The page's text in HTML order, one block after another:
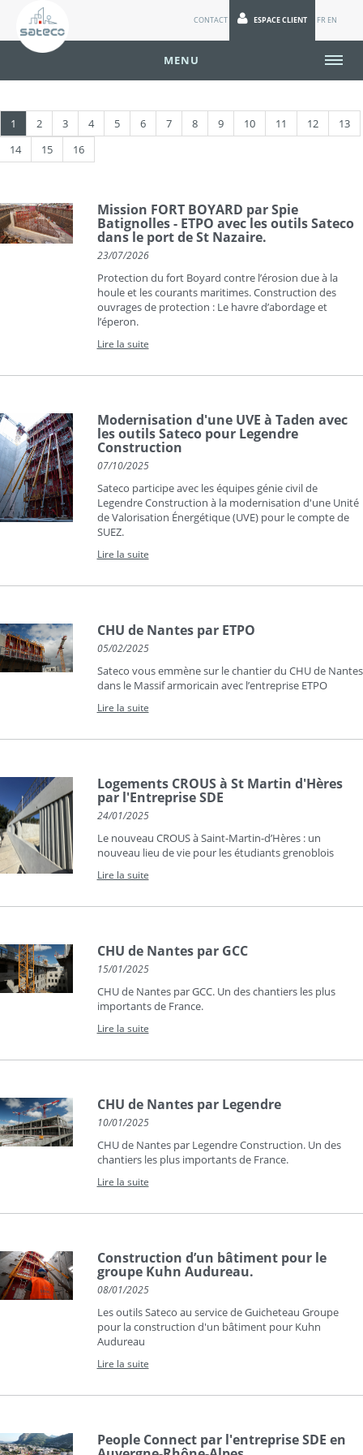
CONTACT ESPACE CLIENT FR EN
MENU
1 2 3 4 5 6 7 8 9 10 11 12
13
14
15 16
Mission FORT BOYARD par Spie
Batignolles - ETPO avec les outils Sateco
dans le port de St Nazaire.
23/07/2026
Protection du fort Boyard contre l’érosion due à la
houle et les courants maritimes. Construction des
ouvrages de protection : Le havre d’abordage et
l’éperon.
Lire la suite
Modernisation d'une UVE à Taden avec
les outils Sateco pour Legendre
Construction
07/10/2025
Sateco participe avec les équipes génie civil de
Legendre Construction à la modernisation d'une Unité
de Valorisation Énergétique (UVE) pour le compte de
SUEZ.
Lire la suite
CHU de Nantes par ETPO
05/02/2025
Sateco vous emmène sur le chantier du CHU de Nantes
dans le Massif armoricain avec l’entreprise ETPO
Lire la suite
Logements CROUS à St Martin d'Hères
par l'Entreprise SDE
24/01/2025
Le nouveau CROUS à Saint-Martin-d’Hères : un
nouveau lieu de vie pour les étudiants grenoblois
Lire la suite
CHU de Nantes par GCC
15/01/2025
CHU de Nantes par GCC. Un des chantiers les plus
importants de France.
Lire la suite
CHU de Nantes par Legendre
10/01/2025
CHU de Nantes par Legendre Construction. Un des
chantiers les plus importants de France.
Lire la suite
Construction d’un bâtiment pour le
groupe Kuhn Audureau.
08/01/2025
Les outils Sateco au service de Guicheteau Groupe
pour la construction d'un bâtiment pour Kuhn
Audureau
Lire la suite
People Connect par l'entreprise SDE en